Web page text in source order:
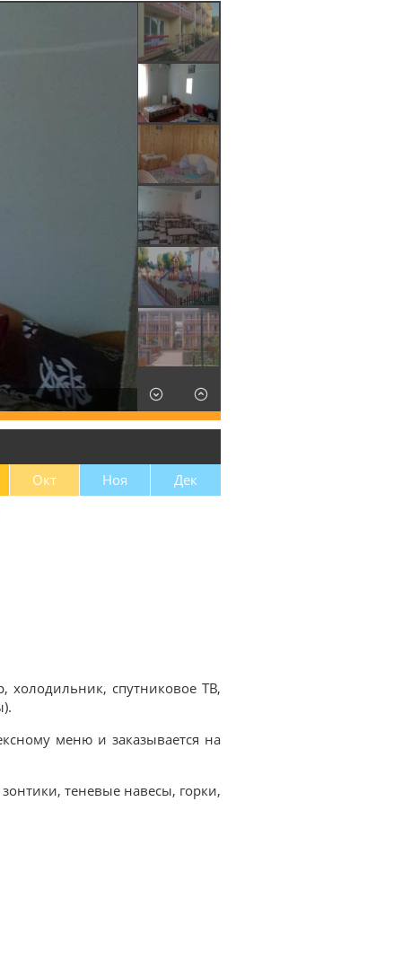
Окт Ноя Дек
холодильник, спутниковое ТВ,
меню и заказывается на
теневые навесы, горки,